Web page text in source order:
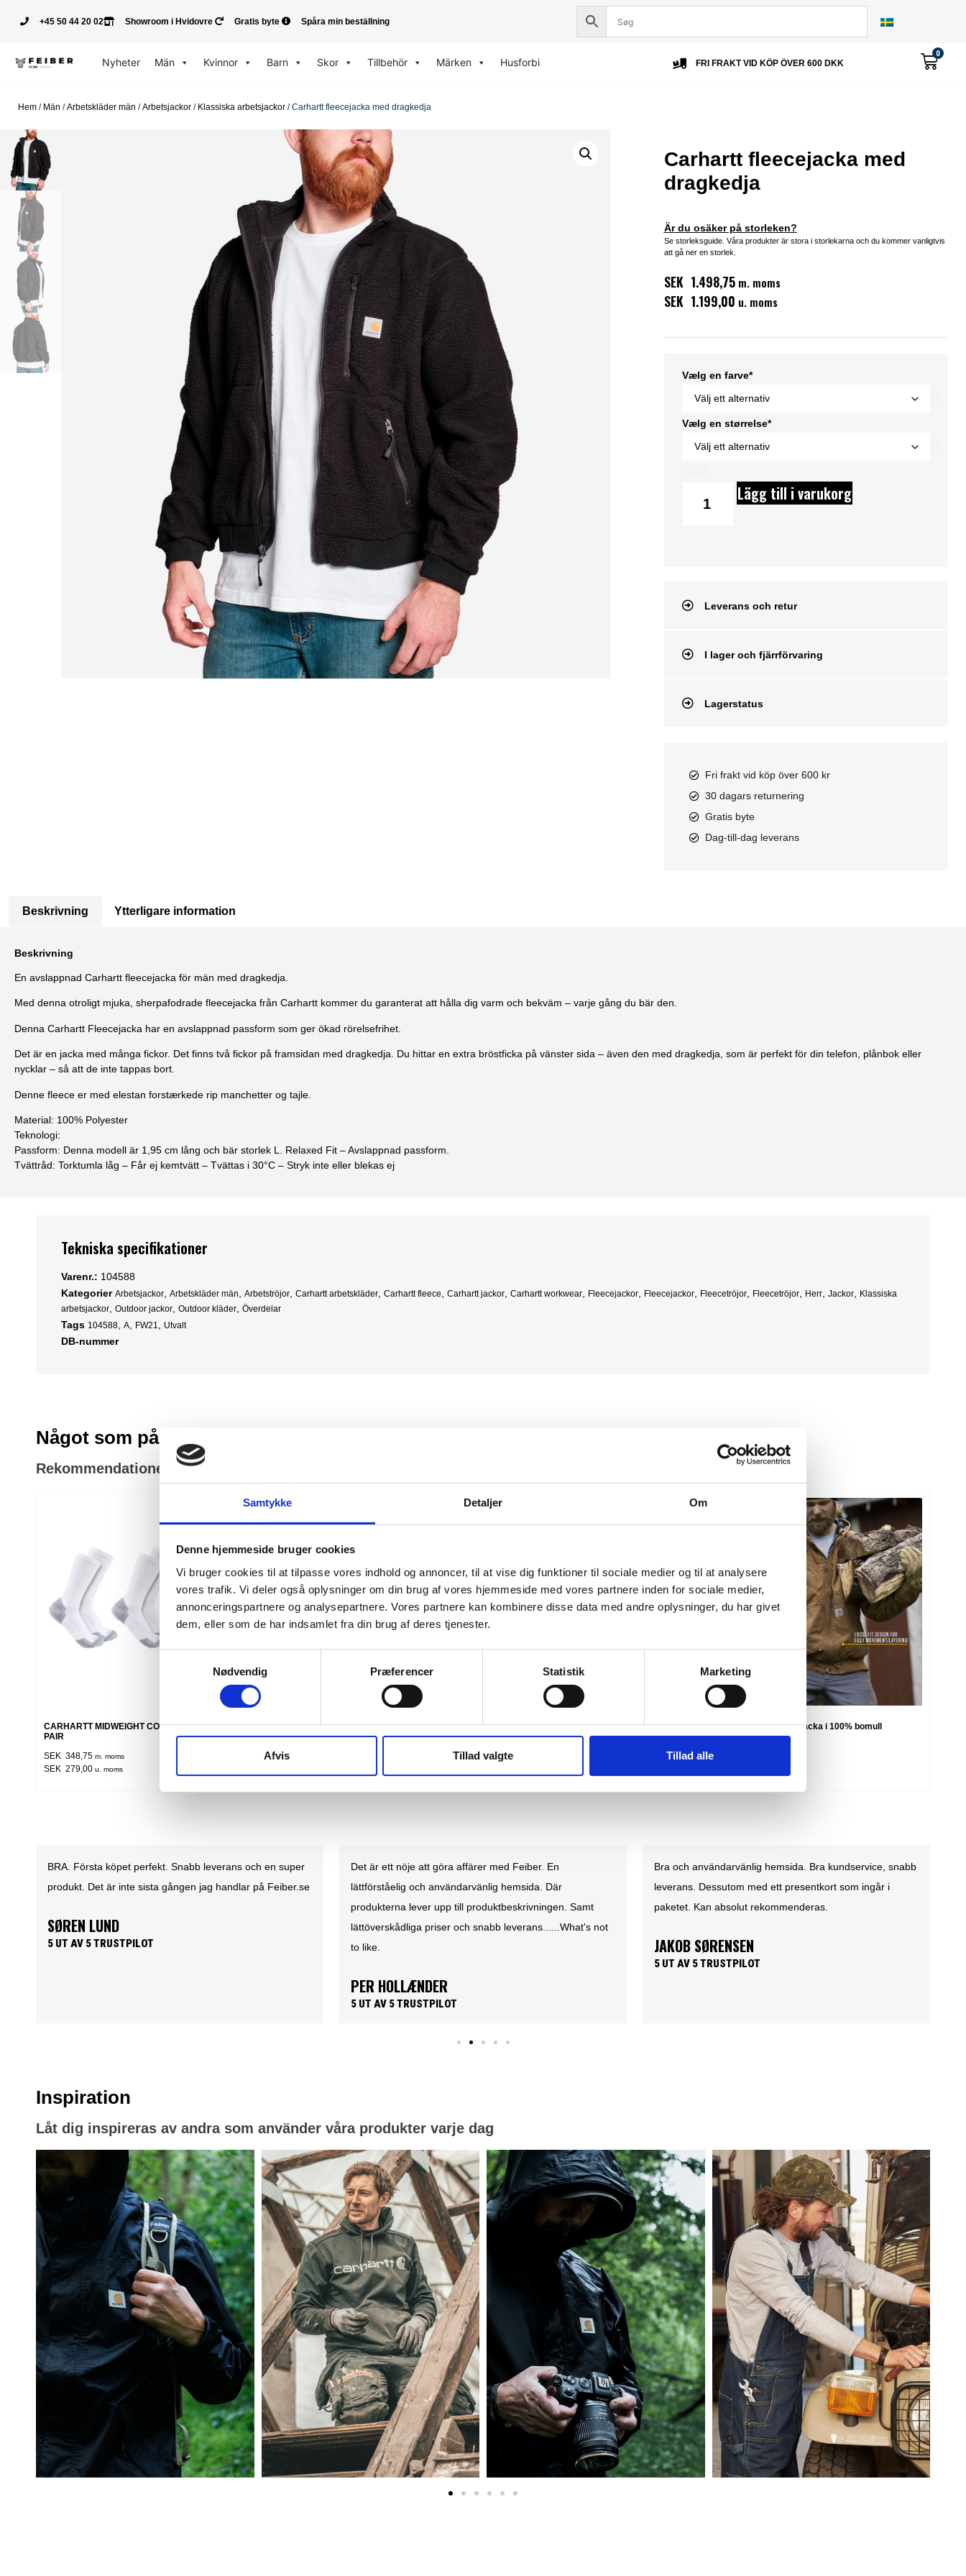
Samtykke Detaljer Om
Denne hjemmeside bruger cookies
Vi bruger cookies til at tilpasse vores indhold og annoncer, til at vise dig funktioner til sociale medier og til at analysere
vores trafik. Vi deler også oplysninger om din brug af vores hjemmeside med vores partnere inden for sociale medier,
annonceringspartnere og analysepartnere. Vores partnere kan kombinere disse data med andre oplysninger, du har givet
dem, eller som de har indsamlet fra din brug af deres tjenester.
Nødvendig
Præferencer Statistik Marketing
Afvis Tillad valgte Tillad alle
+45 50 44 20 02 Showroom i Hvidovre Gratis byte Spåra min beställning
Nyheter Män Kvinnor Barn Skor Tillbehör Märken Husforbi FRI FRAKT VID KÖP ÖVER 600 DKK
0
Hem / Män /Arbetskläder män /Arbetsjackor / Klassiska arbetsjackor / Carhartt fleecejacka med dragkedja
Carhartt fleecejacka med
dragkedja
Är du osäker på storleken?
Se storleksguide. Våra produkter är stora i storlekarna och du kommer vanligtvis
att gå ner en storlek.
SEK 1.498,75m. moms
SEK 1.199,00 u. moms
Vælg en farve*
Vælg en størrelse*
Lägg till i varukorg
Leverans och retur
I lager och fjärrförvaring
Lagerstatus
Fri frakt vid köp över 600 kr
30 dagars returnering
Gratis byte
Dag-till-dag leverans
Beskrivning Ytterligare information
Beskrivning
En avslappnad Carhartt fleecejacka för män med dragkedja.
Med denna otroligt mjuka, sherpafodrade fleecejacka från Carhartt kommer du garanterat att hålla dig varm och bekväm – varje gång du bär den.
Denna Carhartt Fleecejacka har en avslappnad passform som ger ökad rörelsefrihet.
Det är en jacka med många fickor. Det finns två fickor på framsidan med dragkedja. Du hittar en extra bröstficka på vänster sida – även den med dragkedja, som är perfekt för din telefon, plånbok eller
nycklar – så att de inte tappas bort.
Denne fleece er med elestan forstærkede rip manchetter og tajle.
Material: 100% Polyester
Teknologi:
Passform: Denna modell är 1,95 cm lång och bär storlek L. Relaxed Fit – Avslappnad passform.
Tvättråd: Torktumla låg – Får ej kemtvätt – Tvättas i 30°C – Stryk inte eller blekas ej
Tekniska specifikationer
Varenr.: 104588
Kategorier Arbetsjackor, Arbetskläder män, Arbetströjor, Carhartt arbetskläder, Carhartt fleece, Carhartt jackor, Carhartt workwear, Fleecejackor, Fleecejackor, Fleecetröjor, Fleecetröjor, Herr, Jackor, Klassiska
arbetsjackor, Outdoor jackor, Outdoor kläder, Överdelar
Tags 104588, A, FW21, Utvalt
DB-nummer
Något som påminner om
Rekommendationer till dig
CARHARTT MIDWEIGHT COTTON CREW SOCK 3
PAIR
SEK 348,75 m. moms
SEK 279,00 u. moms
CARHARTT BIB OVERALLS
SEK 1.699,00
CARHARTT DUCK DETROIT JACKA
SEK 1.999,00
Carhartt duck active jacka i 100% bomull
Det är ett nöje att göra affärer med Feiber. En
lättförståelig och användarvänlig hemsida. Där
lättöverskådliga priser och snabb leverans......What's not
to like.
Bra och användarvänlig hemsida. Bra kundservice, snabb
leverans. Dessutom med ett presentkort som ingår i
paketet. Kan absolut rekommenderas.
JAKOB SØRENSEN
Snabb leverans, bra service och bra svar när jag hade lite
frågor efter mitt köp. Det är inte sista gången jag handlar
på Feiber.se
TROELS MELCHIORSEN
5 UT AV 5 TRUSTPILOT
Inspiration
Låt dig inspireras av andra som använder våra produkter varje dag